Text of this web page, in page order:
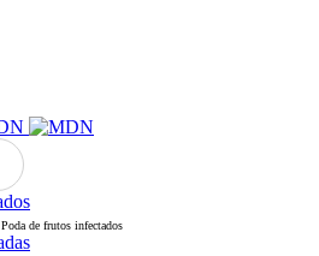
Poda de frutos infectados